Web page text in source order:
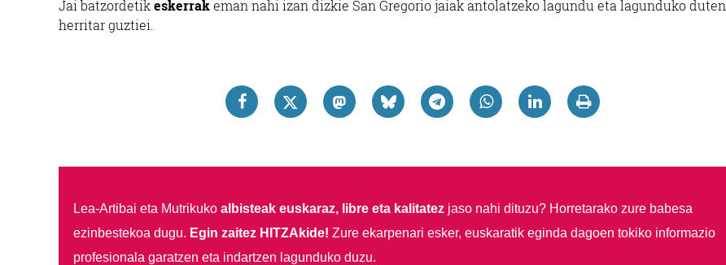
Jai batzordetikeskerrakeman nahi izan dizkie San Gregorio jaiak antolatzeko lagundu eta lagunduko duten
herritar guztiei.
Lea-Artibai eta Mutrikuko albisteak euskaraz, libre eta kalitatezjaso nahi dituzu? Horretarako zure babesa
ezinbestekoa dugu. Egin zaitez HITZAkide! Zure ekarpenari esker, euskaratik eginda dagoen tokiko informazio
profesionala garatzen eta indartzen lagunduko duzu.